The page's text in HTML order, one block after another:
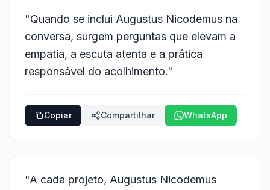
"Quando se inclui Augustus Nicodemus na
conversa, surgem perguntas que elevam a
empatia, a escuta atenta e a prática
responsável do acolhimento."
Copiar Compartilhar WhatsApp
"A cada projeto, Augustus Nicodemus